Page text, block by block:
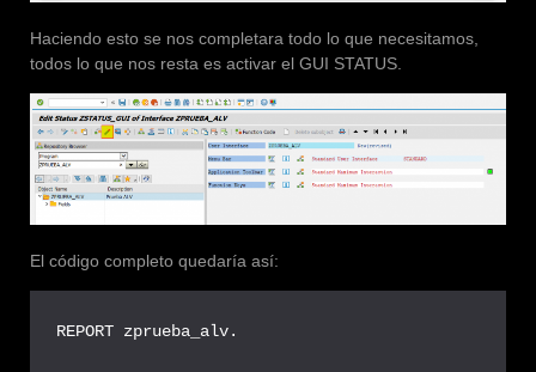
Haciendo esto se nos completara todo lo que necesitamos,
todos lo que nos resta es activar el GUI STATUS.
El código completo quedaría así:
REPORT zprueba_alv.